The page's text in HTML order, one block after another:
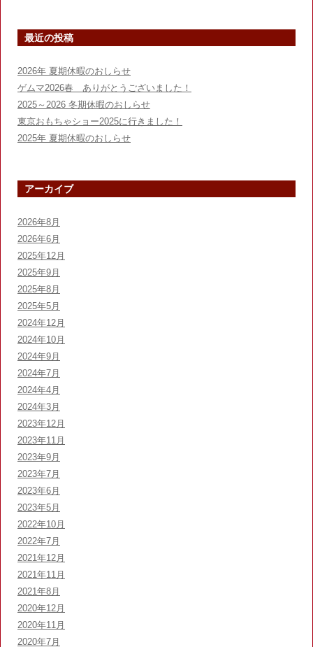
o
k
最近の投稿
2026年 夏期休暇のおしらせ
ゲムマ2026春 ありがとうございました！
2025～2026 冬期休暇のおしらせ
東京おもちゃショー2025に行きました！
2025年 夏期休暇のおしらせ
アーカイブ
2026年8月
2026年6月
2025年12月
2025年9月
2025年8月
2025年5月
2024年12月
2024年10月
2024年9月
2024年7月
2024年4月
2024年3月
2023年12月
2023年11月
2023年9月
2023年7月
2023年6月
2023年5月
2022年10月
2022年7月
2021年12月
2021年11月
2021年8月
2020年12月
2020年11月
2020年7月